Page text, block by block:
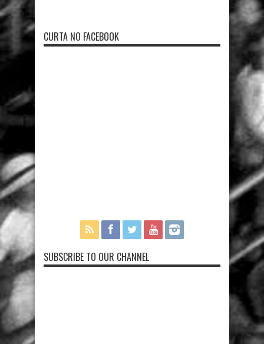
CURTA NO FACEBOOK
SUBSCRIBE TO OUR CHANNEL